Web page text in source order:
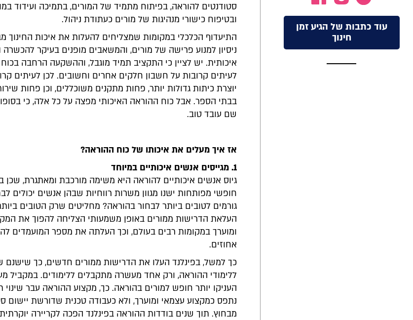
סטודנטים להוראה, בפיתוח מתמיד של המורים, בתמיכה ועידוד
ובטיפוח כישורי מנהיגות של מורים כעתודת ניהול.
התיעדוף הכלכלי במקומות שמצליחים להעלות את איכות החינוך
ניסיון למנוע פרישה של מורים, והמשאבים מופנים בעיקר להכשרה
איכותית. יש לציין כי התקציב תמיד מוגבל, וההשקעה הרחבה
לעיתים קרובות על חשבון חלקים אחרים וחשובים. לכן לעיתים
יוצרת כיתות גדולות יותר, פחות מתקנים משוכללים, וכן פחות
בבתי הספר. אבל כוח ההוראה האיכותי מפצה על כל אלה, כי
שם עובד טוב.
אז איך מעלים את איכותו של כוח ההוראה?
1. מגייסים אנשים איכותיים במיוחד
גיוס אנשים איכותיים להוראה היא משימה מורכבת ומאתגרת, שכן
חופשי מפותחות ישנו מגוון משרות רווחיות שבהן אנשים יכולים
גורמים לטובים ביותר לבחור בהוראה? מחליטים שרק הטובים
העלאת הדרישות ממורים באופן משמעותי הצליחה להפוך את
ומוערך במקומות רבים בעולם, וכך העלתה את מספר המועמדים
אחוזים.
כך למשל, בפינלנד העלו את הדרישות ממורים חדשים, כך שישנם
ללימודי ההוראה, ורק אחד מעשרה מתקבלים ללימודים. במקביל
העניקו יותר חופש למורים בהוראה. כך, מקצוע ההוראה עבר שינוי
נתפס כמקצוע עצמאי ומוערך, ולא כעבודה טכנית שדורשת יישום
מבחוץ. תוך שנים בודדות ההוראה בפינלנד הפכה לקריירה
עוד כתבות של הגיע זמן
חינוך